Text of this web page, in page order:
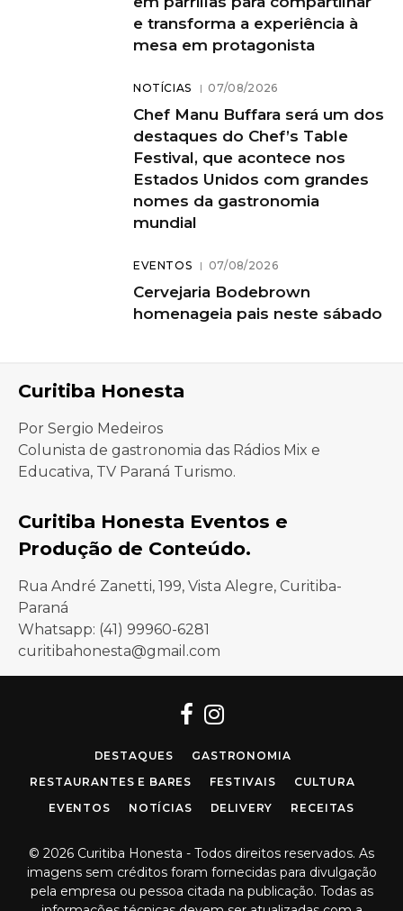
e transforma a experiência à
mesa em protagonista
NOTÍCIAS 07/08/2026
Chef Manu Buffara será um dos
destaques do Chef’s Table
Festival, que acontece nos
Estados Unidos com grandes
nomes da gastronomia
mundial
EVENTOS 07/08/2026
Cervejaria Bodebrown
homenageia pais neste sábado
Curitiba Honesta
Por Sergio Medeiros
Colunista de gastronomia das Rádios Mix e
Educativa, TV Paraná Turismo.
Curitiba Honesta Eventos e
Produção de Conteúdo.
Rua André Zanetti, 199, Vista Alegre, Curitiba-
Paraná
Whatsapp: (41) 99960-6281
curitibahonesta@gmail.com
Facebook
Instagram
DESTAQUES
GASTRONOMIA
RESTAURANTES E BARES
FESTIVAIS
CULTURA
EVENTOS
NOTÍCIAS DELIVERY RECEITAS
© 2026 Curitiba Honesta - Todos direitos reservados. As
imagens sem créditos foram fornecidas para divulgação
pela empresa ou pessoa citada na publicação. Todas as